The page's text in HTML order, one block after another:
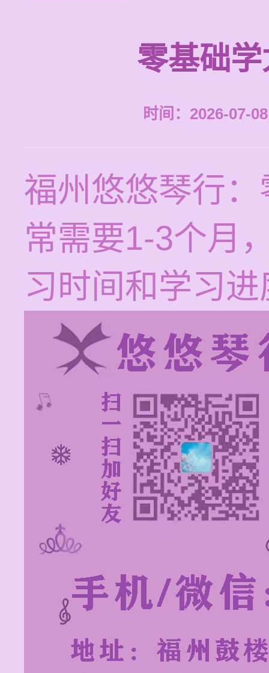
零基础
时间：2026-07-
福州悠悠琴行
常需要1-3个月
习时间和学习进